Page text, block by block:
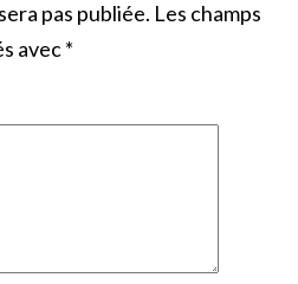
pas publiée. Les champs
avec*